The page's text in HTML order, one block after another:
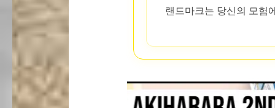
랜드마크는 당신의 모험